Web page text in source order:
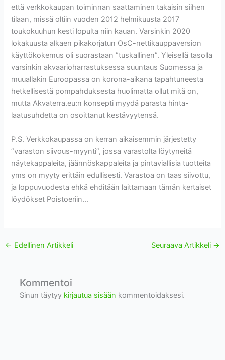
että verkkokaupan toiminnan saattaminen takaisin siihen
tilaan, missä oltiin vuoden 2012 helmikuusta 2017
toukokuuhun kesti lopulta niin kauan. Varsinkin 2020
lokakuusta alkaen pikakorjatun OsC-nettikauppaversion
käyttökokemus oli suorastaan ”tuskallinen”. Yleisellä tasolla
varsinkin akvaarioharrastuksessa suuntaus Suomessa ja
muuallakin Euroopassa on korona-aikana tapahtuneesta
hetkellisestä pompahduksesta huolimatta ollut mitä on,
mutta Akvaterra.eu:n konsepti myydä parasta hinta-
laatusuhdetta on osoittanut kestävyytensä.
P.S. Verkkokaupassa on kerran aikaisemmin järjestetty
”varaston siivous-myynti”, jossa varastolta löytyneitä
näytekappaleita, jäännöskappaleita ja pintaviallisia tuotteita
yms on myyty erittäin edullisesti. Varastoa on taas siivottu,
ja loppuvuodesta ehkä ehditään laittamaan tämän kertaiset
löydökset Poistoeriin…
← Edellinen Artikkeli Seuraava Artikkeli →
Kommentoi
Sinun täytyy kirjautua sisään kommentoidaksesi.